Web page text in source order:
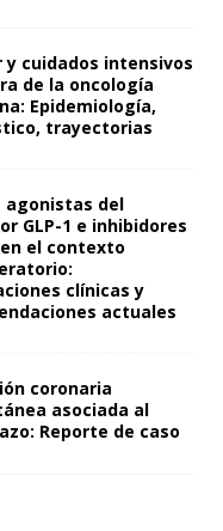
y cuidados intensivos
de la oncología
Epidemiología,
trayectorias
agonistas del
GLP-1 e inhibidores
en el contexto
clínicas y
actuales
coronaria
asociada al
Reporte de caso